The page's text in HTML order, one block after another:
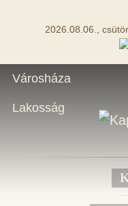
2026.08.06.,
Városháza
Lakosság